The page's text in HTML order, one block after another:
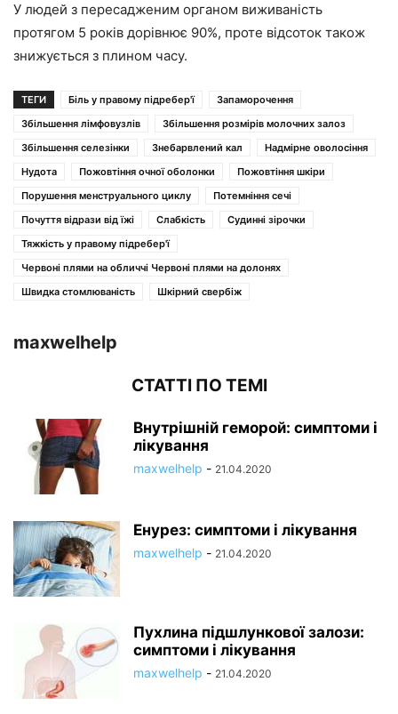
У людей з пересадженим органом виживаність
протягом 5 років дорівнює 90%, проте відсоток також
знижується з плином часу.
ТЕГИ Біль у правому підребер'ї
Запаморочення
Збільшення лімфовузлів
Збільшення розмірів молочних залоз
Збільшення селезінки
Знебарвлений кал
Надмірне оволосіння
Нудота
Пожовтіння очної оболонки
Пожовтіння шкіри
Порушення менструального циклу
Потемніння сечі
Почуття відрази від їжі
Слабкість
Судинні зірочки
Тяжкість у правому підребер'ї
Червоні плями на обличчі Червоні плями на долонях
Швидка стомлюваність
Шкірний свербіж
maxwelhelp
СТАТТІ ПО ТЕМІ
Внутрішній геморой: симптоми і
лікування
maxwelhelp - 21.04.2020
Енурез: симптоми і лікування
maxwelhelp - 21.04.2020
Пухлина підшлункової залози:
симптоми і лікування
maxwelhelp - 21.04.2020